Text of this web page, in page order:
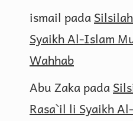
ismail pada
Syaikh Al-Islam
Wahhab
Abu Zakapada
Rasa`il li Syaikh